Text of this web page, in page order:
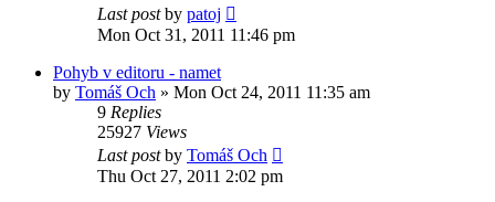
Last postby patoj
Mon Oct 31, 2011 11:46 pm
Pohyb v editoru - namet
by Tomáš Och » Mon Oct 24, 2011 11:35 am
9 Replies
25927 Views
Last postby Tomáš Och
Thu Oct 27, 2011 2:02 pm